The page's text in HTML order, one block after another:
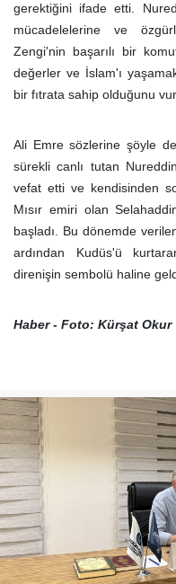
gerektiğini ifade etti.
mücadelelerine ve
Zengi'nin başarılı bir
değerler ve İslam'ı
bir fıtrata sahip olduğunu
Ali Emre sözlerine şöyle
sürekli canlı tutan
vefat etti ve kendisinden
Mısır emiri olan
başladı. Bu dönemde
ardından Kudüs'ü
direnişin sembolü haline
Haber - Foto: Kürşat Okur